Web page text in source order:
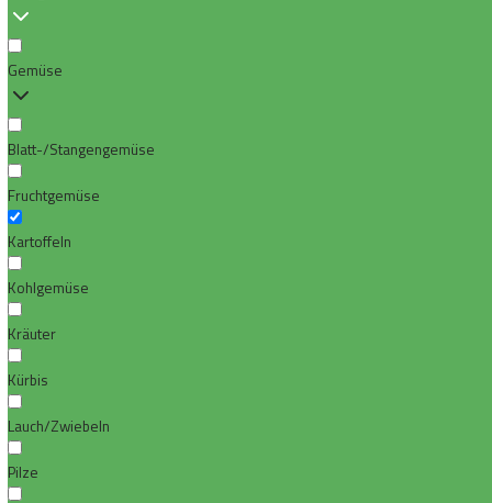
Gemüse
Blatt-/Stangengemüse
Fruchtgemüse
Kartoffeln
Kohlgemüse
Kräuter
Kürbis
Lauch/Zwiebeln
Pilze